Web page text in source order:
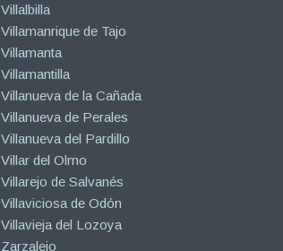
Villalbilla
Villamanrique de Tajo
Villamanta
Villamantilla
Villanueva de la Cañada
Villanueva de Perales
Villanueva del Pardillo
Villar del Olmo
Villarejo de Salvanés
Villaviciosa de Odón
Villavieja del Lozoya
Zarzalejo